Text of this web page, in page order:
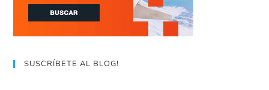
SUSCRÍBETE AL BLOG!